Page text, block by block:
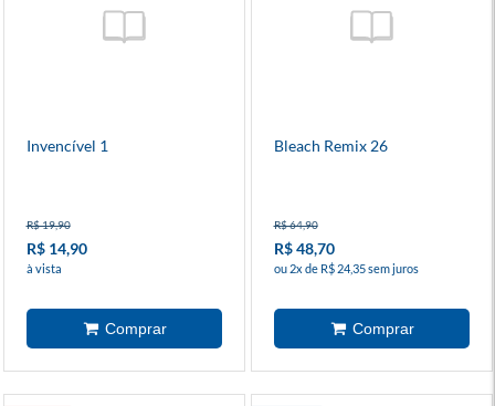
Invencível 1
R$ 19,90
R$ 14,90
à vista
Bleach Remix 26
R$ 64,90
R$ 48,70
ou 2x de R$ 24,35 sem juros